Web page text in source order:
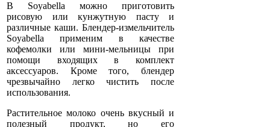
В Soyabella можно приготовить
рисовую или кунжутную пасту и
различные каши. Блендер-измельчитель
Soyabella применим в качестве
кофемолки или мини-мельницы при
помощи входящих в комплект
аксессуаров. Кроме того, блендер
чрезвычайно легко чистить после
использования.
Растительное молоко очень вкусный и
полезный продукт, но его